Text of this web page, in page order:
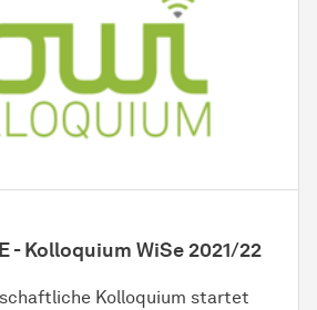
- Kolloquium WiSe 2021/22
Kolloquium startet